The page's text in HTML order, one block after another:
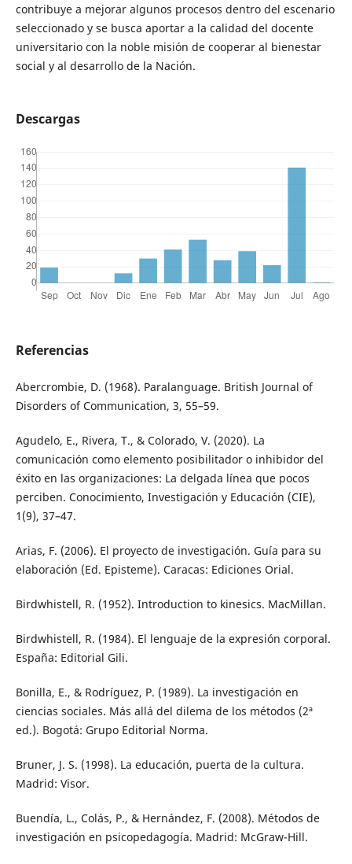
contribuye a mejorar algunos procesos dentro del escenario
seleccionado y se busca aportar a la calidad del docente
universitario con la noble misión de cooperar al bienestar
social y al desarrollo de la Nación.
Descargas
Referencias
Abercrombie, D. (1968). Paralanguage. British Journal of
Disorders of Communication, 3, 55–59.
Agudelo, E., Rivera, T., & Colorado, V. (2020). La
comunicación como elemento posibilitador o inhibidor del
éxito en las organizaciones: La delgada línea que pocos
perciben. Conocimiento, Investigación y Educación (CIE),
1(9), 37–47.
Arias, F. (2006). El proyecto de investigación. Guía para su
elaboración (Ed. Episteme). Caracas: Ediciones Orial.
Birdwhistell, R. (1952). Introduction to kinesics. MacMillan.
Birdwhistell, R. (1984). El lenguaje de la expresión corporal.
España: Editorial Gili.
Bonilla, E., & Rodríguez, P. (1989). La investigación en
ciencias sociales. Más allá del dilema de los métodos (2ª
ed.). Bogotá: Grupo Editorial Norma.
Bruner, J. S. (1998). La educación, puerta de la cultura.
Madrid: Visor.
Buendía, L., Colás, P., & Hernández, F. (2008). Métodos de
investigación en psicopedagogía. Madrid: McGraw-Hill.